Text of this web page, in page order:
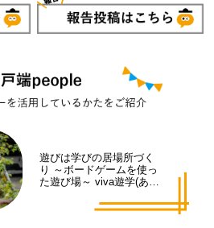
遊びは学びの居場所づく
り ～ボードゲームを使っ
た遊び場～ viva遊学(あそ